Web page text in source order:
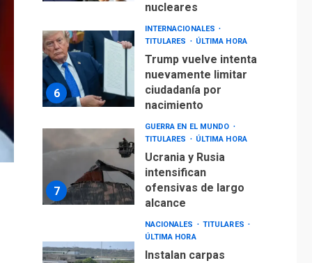
nucleares
6
INTERNACIONALES
TITULARES
ÚLTIMA HORA
Trump vuelve intenta
nuevamente limitar
ciudadanía por
nacimiento
7
GUERRA EN EL MUNDO
TITULARES
ÚLTIMA HORA
Ucrania y Rusia
intensifican
ofensivas de largo
alcance
NACIONALES
TITULARES
ÚLTIMA HORA
Instalan carpas